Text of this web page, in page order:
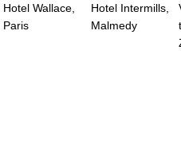
Hotel Wallace,
Paris
Hotel Intermills,
Malmedy